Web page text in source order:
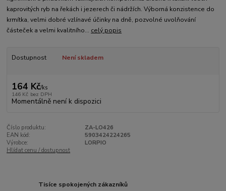
kaprovitých ryb na řekách i jezerech či nádržích. Výborná konzistence do
krmítka, velmi dobré vzlínavé účinky na dně, pozvolné uvolňování
částeček a velmi kvalitního... celý popis
Dostupnost Není skladem
164 Kč/ks
146 Kč bez DPH
Momentálně není k dispozici
Číslo produktu:
ZA-LO426
EAN kód:
5903424224265
Výrobce:
LORPIO
Hlídat cenu / dostupnost
Tisíce spokojených zákazníků